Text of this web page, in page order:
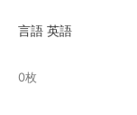
言語 英語
0枚